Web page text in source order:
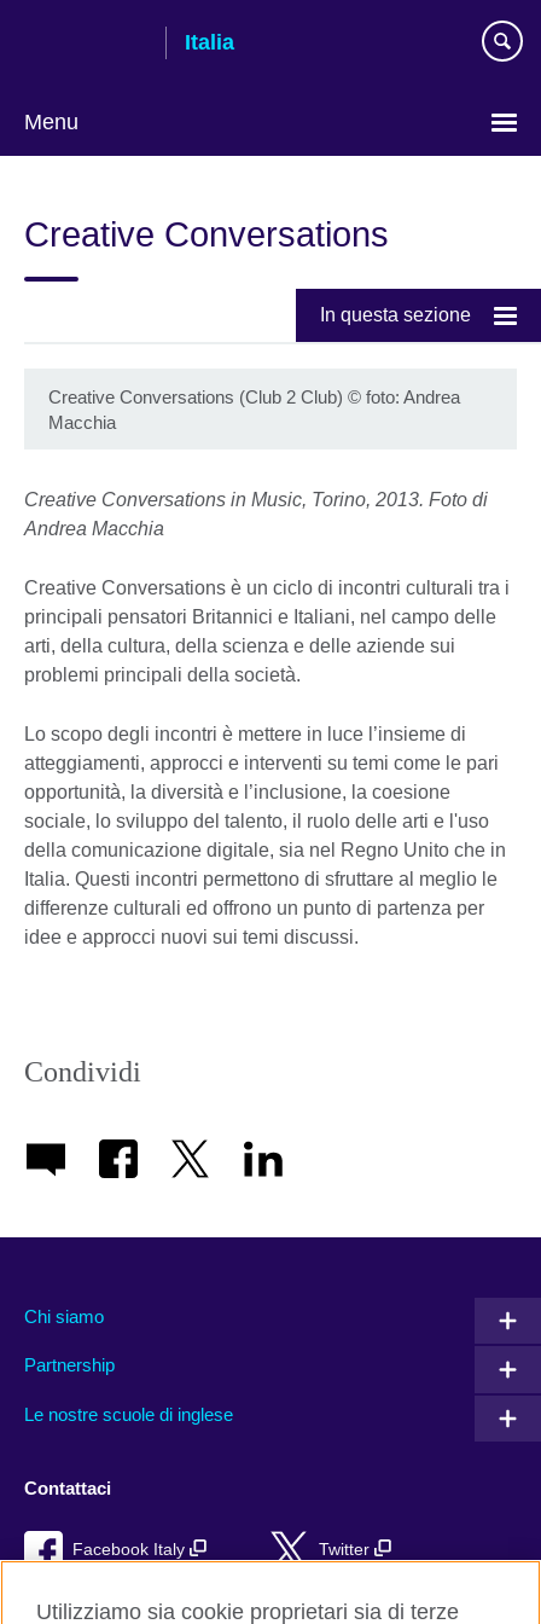
Italia
Menu
Creative Conversations
In questa sezione
Creative Conversations (Club 2 Club) © foto: Andrea
Macchia
Creative Conversations in Music, Torino, 2013. Foto di
Andrea Macchia
Creative Conversations è un ciclo di incontri culturali tra i
principali pensatori Britannici e Italiani, nel campo delle
arti, della cultura, della scienza e delle aziende sui
problemi principali della società.
Lo scopo degli incontri è mettere in luce l’insieme di
atteggiamenti, approcci e interventi su temi come le pari
opportunità, la diversità e l’inclusione, la coesione
sociale, lo sviluppo del talento, il ruolo delle arti e l'uso
della comunicazione digitale, sia nel Regno Unito che in
Italia. Questi incontri permettono di sfruttare al meglio le
differenze culturali ed offrono un punto di partenza per
idee e approcci nuovi sui temi discussi.
Condividi
Chi siamo
Partnership
Le nostre scuole di inglese
Contattaci
Facebook Italy Twitter
YouTube TikTok
Utilizziamo sia cookie proprietari sia di terze